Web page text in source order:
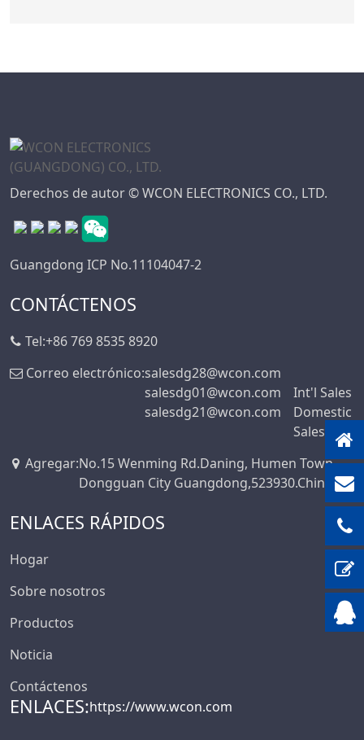
Derechos de autor © WCON ELECTRONICS CO., LTD.
Guangdong ICP No.11104047-2
CONTÁCTENOS
Tel:+86 769 8535 8920
Correo electrónico:salesdg28@wcon.com
salesdg01@wcon.com
Int'l Sales
salesdg21@wcon.com
Domestic
Sales
Agregar:No.15 Wenming Rd.Daning, Humen Town,
Dongguan City Guangdong,523930.China
ENLACES RÁPIDOS
Hogar
Sobre nosotros
Productos
Noticia
Contáctenos
ENLACES:https://www.wcon.com